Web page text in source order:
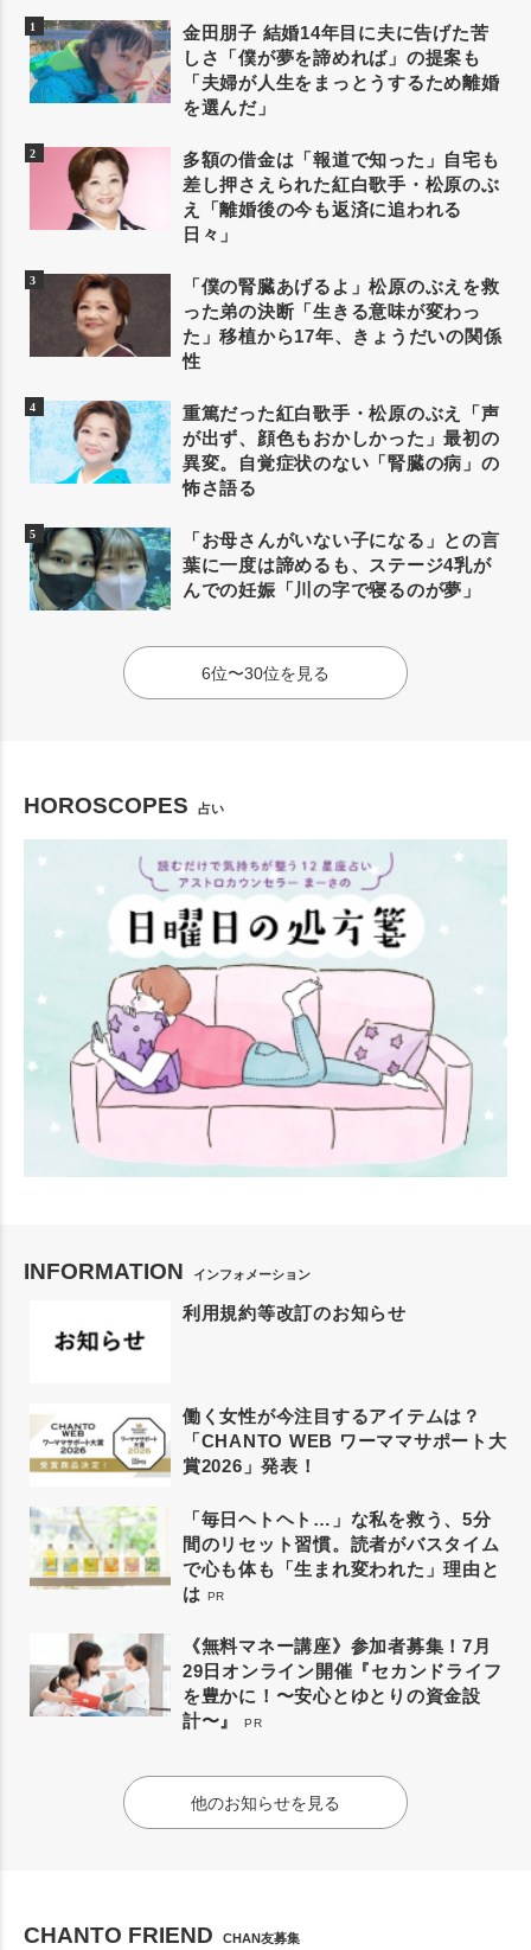
金田朋子 結婚14年目に夫に告げた苦
しさ「僕が夢を諦めれば」の提案も
「夫婦が人生をまっとうするため離婚
を選んだ」
多額の借金は「報道で知った」自宅も
差し押さえられた紅白歌手・松原のぶ
え「離婚後の今も返済に追われる
日々」
「僕の腎臓あげるよ」松原のぶえを救
った弟の決断「生きる意味が変わっ
た」移植から17年、きょうだいの関係
性
重篤だった紅白歌手・松原のぶえ「声
が出ず、顔色もおかしかった」最初の
異変。自覚症状のない「腎臓の病」の
怖さ語る
「お母さんがいない子になる」との言
葉に一度は諦めるも、ステージ4乳が
んでの妊娠「川の字で寝るのが夢」
6位〜30位を見る
HOROSCOPES 占い
INFORMATION インフォメーション
利用規約等改訂のお知らせ
働く女性が今注目するアイテムは？
「CHANTO WEB ワーママサポート大
賞2026」発表！
「毎日ヘトヘト…」な私を救う、5分
間のリセット習慣。読者がバスタイム
で心も体も「生まれ変われた」理由と
は PR
《無料マネー講座》参加者募集！7月
29日オンライン開催『セカンドライフ
を豊かに！〜安心とゆとりの資金設
計〜』
PR
他のお知らせを見る
CHANTO FRIEND CHAN友募集